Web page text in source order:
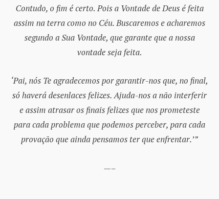
Contudo, o fim é certo. Pois a Vontade de Deus é feita
assim na terra como no Céu. Buscaremos e acharemos
segundo a Sua Vontade, que garante que a nossa
vontade seja feita.
‘Pai, nós Te agradecemos por garantir-nos que, no final,
só haverá desenlaces felizes. Ajuda-nos a não interferir
e assim atrasar os finais felizes que nos prometeste
para cada problema que podemos perceber, para cada
provação que ainda pensamos ter que enfrentar.’”
­­—–